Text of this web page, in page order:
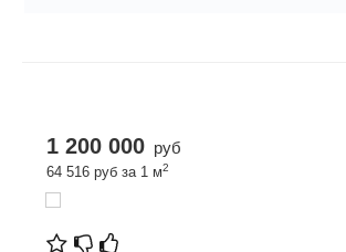
1 200 000 руб
64 516 руб за 1 м2